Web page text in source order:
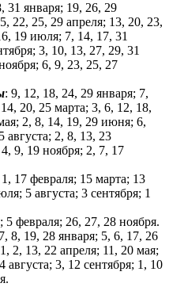
31 января; 19, 26, 29
22, 25, 29 апреля; 13, 20, 23,
19 июля; 7, 14, 17, 31
3, 10, 13, 27, 29, 31
6, 9, 23, 25, 27
: 9, 12, 18, 24, 29 января; 7,
20, 25 марта; 3, 6, 12, 18,
2, 8, 14, 19, 29 июня; 6,
августа; 2, 8, 13, 23
9, 19 ноября; 2, 7, 17
17 февраля; 15 марта; 13
5 августа; 3 сентября; 1
5 февраля; 26, 27, 28 ноября.
8, 19, 28 ян­варя; 5, 6, 17, 26
2, 13, 22 апреля; 11, 20 мая;
3, 12 сентября; 1, 10